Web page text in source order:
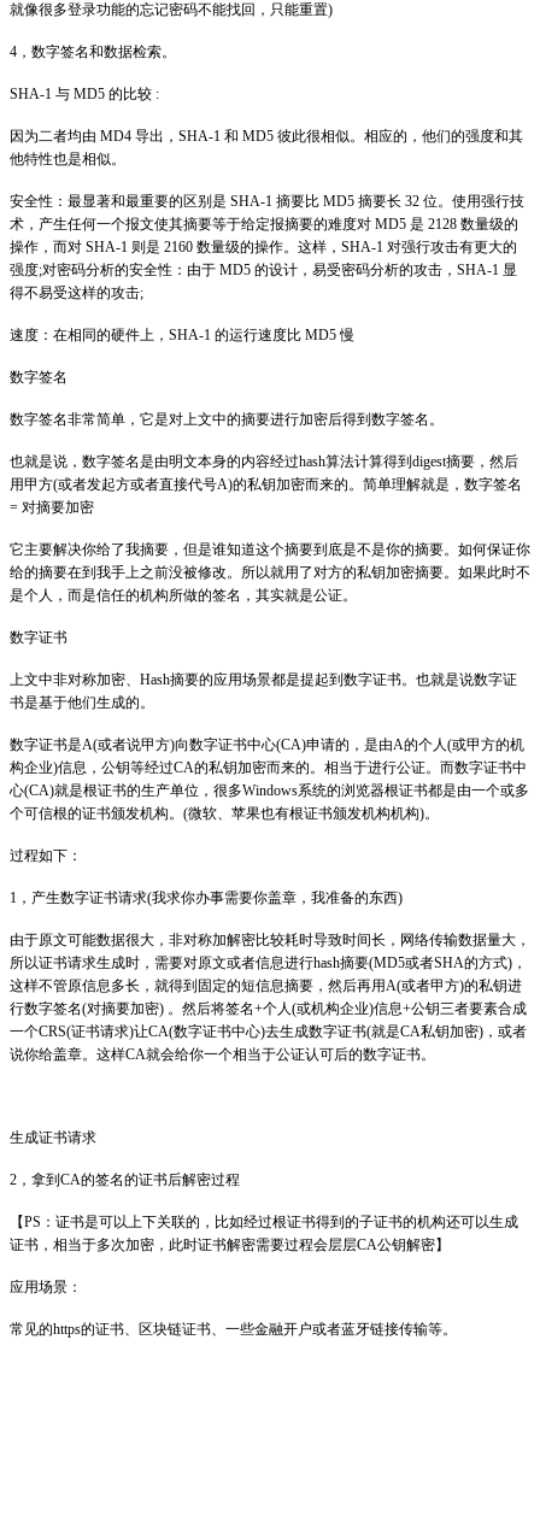
就像很多登录功能的忘记密码不能找回，只能重置)
4，数字签名和数据检索。
SHA-1 与 MD5 的比较 :
因为二者均由 MD4 导出，SHA-1 和 MD5 彼此很相似。相应的，他们的强度和其
他特性也是相似。
安全性：最显著和最重要的区别是 SHA-1 摘要比 MD5 摘要长 32 位。使用强行技
术，产生任何一个报文使其摘要等于给定报摘要的难度对 MD5 是 2128 数量级的
操作，而对 SHA-1 则是 2160 数量级的操作。这样，SHA-1 对强行攻击有更大的
强度;对密码分析的安全性：由于 MD5 的设计，易受密码分析的攻击，SHA-1 显
得不易受这样的攻击;
速度：在相同的硬件上，SHA-1 的运行速度比 MD5 慢
数字签名
数字签名非常简单，它是对上文中的摘要进行加密后得到数字签名。
也就是说，数字签名是由明文本身的内容经过hash算法计算得到digest摘要，然后
用甲方(或者发起方或者直接代号A)的私钥加密而来的。简单理解就是，数字签名
= 对摘要加密
它主要解决你给了我摘要，但是谁知道这个摘要到底是不是你的摘要。如何保证你
给的摘要在到我手上之前没被修改。所以就用了对方的私钥加密摘要。如果此时不
是个人，而是信任的机构所做的签名，其实就是公证。
数字证书
上文中非对称加密、Hash摘要的应用场景都是提起到数字证书。也就是说数字证
书是基于他们生成的。
数字证书是A(或者说甲方)向数字证书中心(CA)申请的，是由A的个人(或甲方的机
构企业)信息，公钥等经过CA的私钥加密而来的。相当于进行公证。而数字证书中
心(CA)就是根证书的生产单位，很多Windows系统的浏览器根证书都是由一个或多
个可信根的证书颁发机构。(微软、苹果也有根证书颁发机构机构)。
过程如下：
1，产生数字证书请求(我求你办事需要你盖章，我准备的东西)
由于原文可能数据很大，非对称加解密比较耗时导致时间长，网络传输数据量大，
所以证书请求生成时，需要对原文或者信息进行hash摘要(MD5或者SHA的方式)，
这样不管原信息多长，就得到固定的短信息摘要，然后再用A(或者甲方)的私钥进
行数字签名(对摘要加密) 。然后将签名+个人(或机构企业)信息+公钥三者要素合成
一个CRS(证书请求)让CA(数字证书中心)去生成数字证书(就是CA私钥加密)，或者
说你给盖章。这样CA就会给你一个相当于公证认可后的数字证书。
生成证书请求
2，拿到CA的签名的证书后解密过程
【PS：证书是可以上下关联的，比如经过根证书得到的子证书的机构还可以生成
证书，相当于多次加密，此时证书解密需要过程会层层CA公钥解密】
应用场景：
常见的https的证书、区块链证书、一些金融开户或者蓝牙链接传输等。